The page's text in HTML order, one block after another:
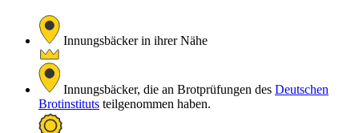
Innungsbäcker in ihrer Nähe
Innungsbäcker, die an Brotprüfungen des Deutschen
Brotinstituts teilgenommen haben.